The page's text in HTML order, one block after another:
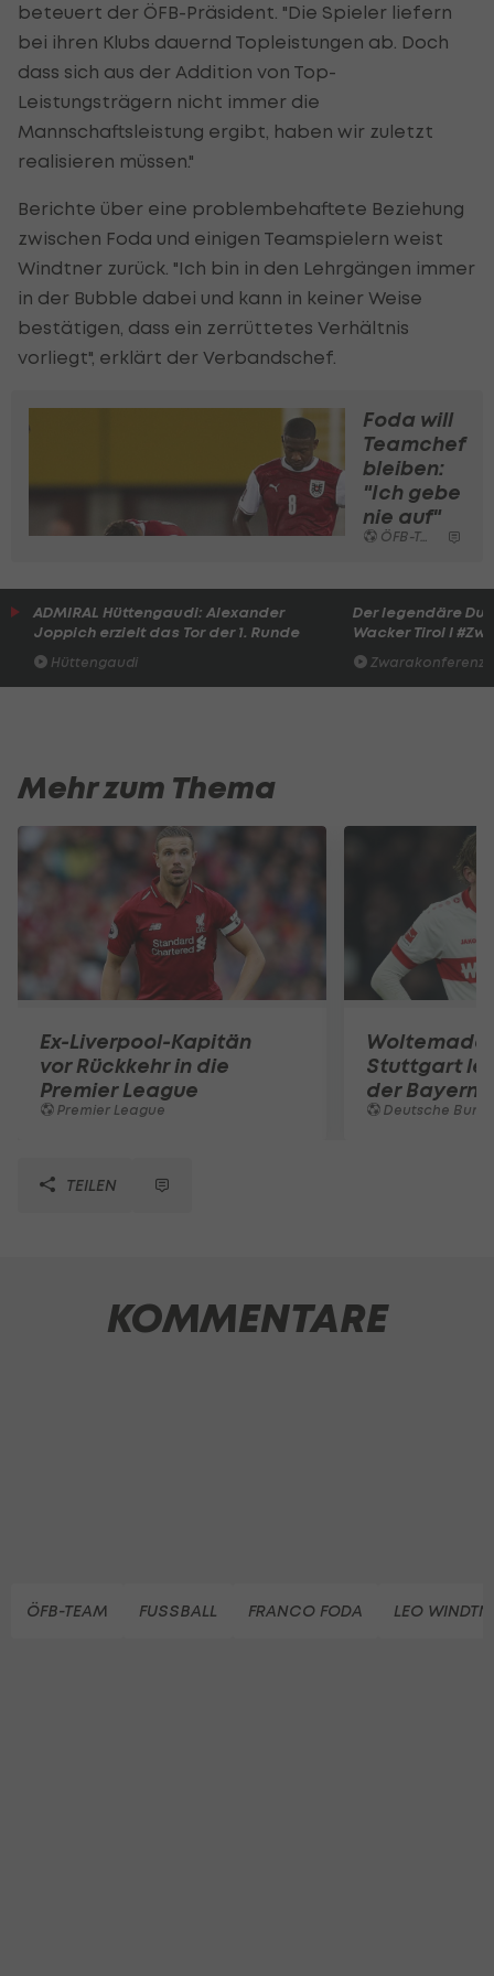
beteuert der ÖFB-Präsident. "Die Spieler liefern
bei ihren Klubs dauernd Topleistungen ab. Doch
dass sich aus der Addition von Top-
Leistungsträgern nicht immer die
Mannschaftsleistung ergibt, haben wir zuletzt
realisieren müssen."
Berichte über eine problembehaftete Beziehung
zwischen Foda und einigen Teamspielern weist
Windtner zurück. "Ich bin in den Lehrgängen immer
in der Bubble dabei und kann in keiner Weise
bestätigen, dass ein zerrüttetes Verhältnis
vorliegt", erklärt der Verbandschef.
Foda will
Teamchef
bleiben:
"Ich gebe
nie auf"
ÖFB-Team
ADMIRAL Hüttengaudi: Alexander
Joppich erzielt das Tor der 1. Runde
Hüttengaudi
Der legendäre
Wacker Tirol I
Zwarakonferenz
Mehr zum Thema
Ex-Liverpool-Kapitän
vor Rückkehr in die
Premier League
Premier League
Stuttgart
der Bayern
Deutsche
TEILEN
KOMMENTARE
ÖFB-TEAM FUSSBALL FRANCO FODA LEO